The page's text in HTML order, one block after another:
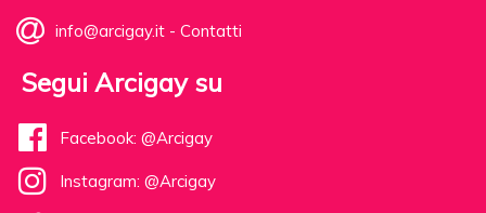
info@arcigay.it - Contatti
Segui Arcigay su
Facebook: @Arcigay
Instagram: @Arcigay